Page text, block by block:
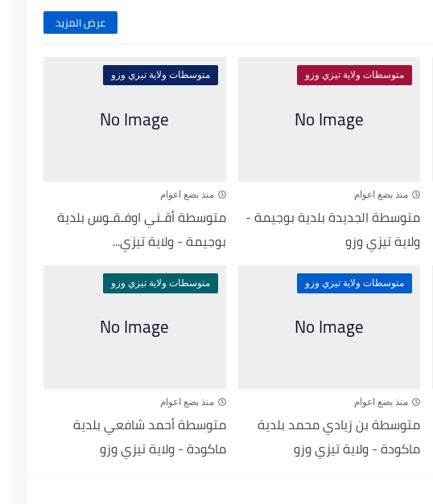
عرض المزيد
متوسطات ولاية تيزي وزو
منذ بضع اعوام
متوسطة الجديدة بلدية بوجيمة -
ولاية تيزي وزو
متوسطات ولاية تيزي وزو
منذ بضع اعوام
متوسطة أقـني اوفـقـوس بلدية
بوجيمة - ولاية تيزي...
متوسطات ولاية تيزي وزو
منذ بضع اعوام
متوسطة بن زيادي محمد بلدية
ماكودة - ولاية تيزي وزو
متوسطات ولاية تيزي وزو
منذ بضع اعوام
متوسطة أحمد شافعي بلدية
ماكودة - ولاية تيزي وزو